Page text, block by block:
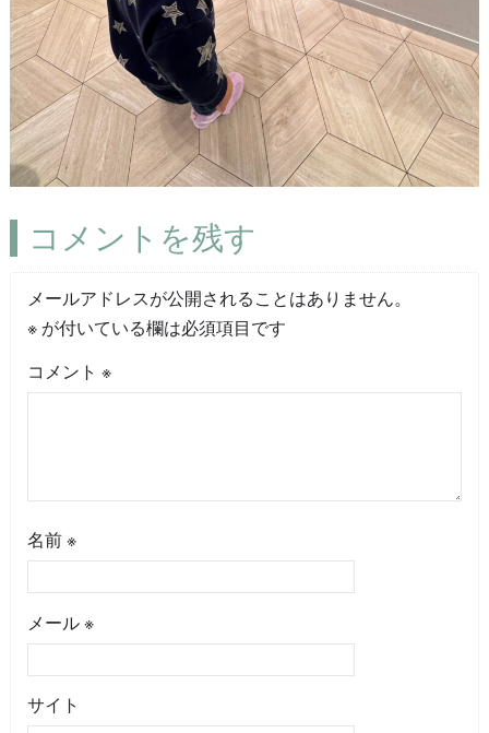
コメントを残す
メールアドレスが公開されることはありません。
※が付いている欄は必須項目です
コメント ※
名前 ※
メール ※
サイト